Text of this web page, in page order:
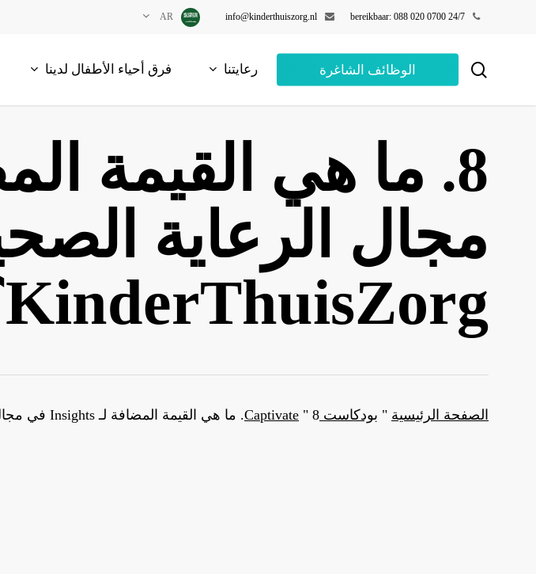
24/7 bereikbaar: 088 020 0700
info@kinderthuiszorg.nl
AR
رعايتنا فرق أحياء الأطفال لدينا الوظائف الشاغرة البحث
8. ما هي القيمة
مجال الرعاية
KinderThuisZorg؟
الصفحة الرئيسية " بودكاست Captivate " 8. ما هي القيمة المضافة لـ Insights في مجال الرعاية الصحية وكيف تقوم KinderThuisZorg بنشرها؟